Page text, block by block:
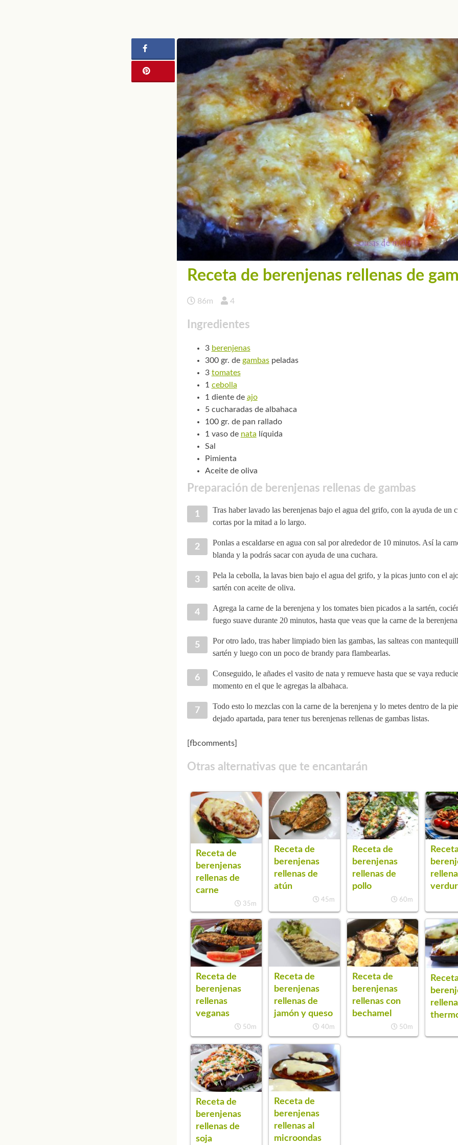
Receta de berenjenas rellenas de
86m 4
Ingredientes
3 berenjenas
300 gr. de gambaspeladas
3 tomates
1 cebolla
1 diente de ajo
5 cucharadas de albahaca
100 gr. de pan rallado
1 vaso de nata líquida
Sal
Pimienta
Aceite de oliva
Preparación de berenjenas rellenas de gambas
Tras haber lavado las berenjenas bajo el agua del grifo, con la ayuda de un
cortas por la mitad a lo largo.
Ponlas a escaldarse en agua con sal por alrededor de 10 minutos. Así la
blanda y la podrás sacar con ayuda de una cuchara.
Pela la cebolla, la lavas bien bajo el agua del grifo, y la picas junto con el
sartén con aceite de oliva.
Agrega la carne de la berenjena y los tomates bien picados a la sartén,
fuego suave durante 20 minutos, hasta que veas que la carne de la
Por otro lado, tras haber limpiado bien las gambas, las salteas con
sartén y luego con un poco de brandy para flambearlas.
Conseguido, le añades el vasito de nata y remueve hasta que se vaya
momento en el que le agregas la albahaca.
Todo esto lo mezclas con la carne de la berenjena y lo metes dentro de la
dejado apartada, para tener tus berenjenas rellenas de gambas listas.
[fbcomments]
Otras alternativas que te encantarán
Receta de
berenjenas
rellenas de
carne
35m
Receta de
berenjenas
rellenas de
atún
45m
Receta de
berenjenas
rellenas de
pollo
60m
Receta de
berenjenas
rellenas
veganas
50m
Receta de
berenjenas
rellenas de
jamón y queso
40m
Receta de
berenjenas
rellenas con
bechamel
50m
Receta de
berenjenas
rellenas de
soja
Receta de
berenjenas
rellenas al
microondas